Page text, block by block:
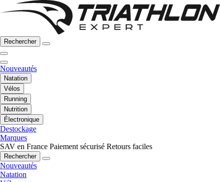
Rechercher
Nouveautés
Natation
Vélos
Running
Nutrition
Électronique
Destockage
Marques
SAV en France Paiement sécurisé Retours faciles
Rechercher
Nouveautés
Natation